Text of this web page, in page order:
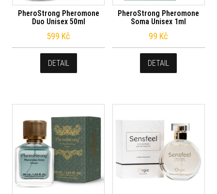
PheroStrong Pheromone
Duo Unisex 50ml
599 Kč
DETAIL
PheroStrong Pheromone
Soma Unisex 1ml
99 Kč
DETAIL